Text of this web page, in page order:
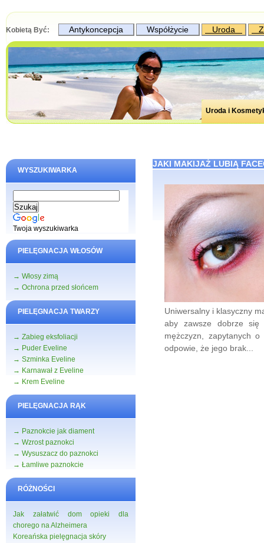
Kobietą Być: Antykoncepcja Współżycie Uroda
Uroda i
WYSZUKIWARKA
Twoja wyszukiwarka
PIELĘGNACJA WŁOSÓW
→ Włosy zimą
→ Ochrona przed słońcem
PIELĘGNACJA TWARZY
→ Zabieg eksfoliacji
→ Puder Eveline
→ Szminka Eveline
→ Karnawał z Eveline
→ Krem Eveline
PIELĘGNACJA RĄK
→ Paznokcie jak diament
→ Wzrost paznokci
→ Wysuszacz do paznokci
→ Łamliwe paznokcie
RÓŻNOŚCI
Jak załatwić dom opieki dla
chorego na Alzheimera
Koreańska pielęgnacja skóry
JAKI MAKIJAŻ LUBIĄ
Uniwersalny i klasyczny
aby zawsze dobrze się
mężczyzn, zapytanych
odpowie, że jego brak...